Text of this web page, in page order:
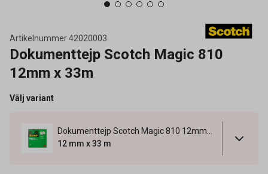
Artikelnummer42020003
Dokumenttejp Scotch Magic 810
12mm x 33m
Välj variant
12 mm x 33 m